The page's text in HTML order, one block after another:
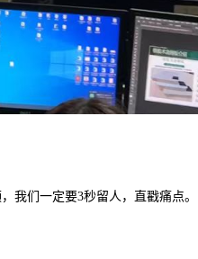
我们一定要3秒留人，直戳痛点